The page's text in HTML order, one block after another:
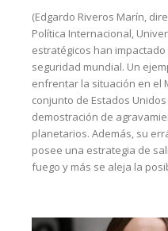
(Edgardo Riveros Marín,
Política Internacional,
estratégicos han
seguridad mundial. Un
enfrentar la situación en el
conjunto de Estados
demostración de
planetarios. Además, su
posee una estrategia de
fuego y más se aleja la